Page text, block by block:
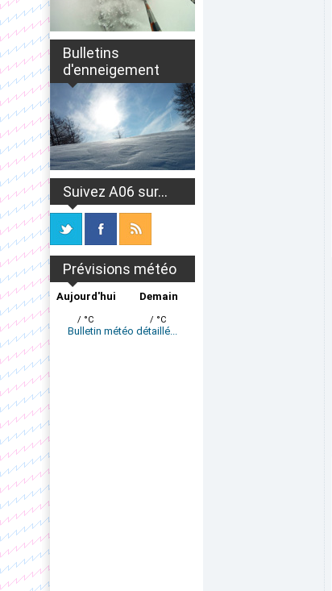
Bulletins
d'enneigement
Suivez A06 sur...
Prévisions météo
Aujourd'hui
/ °C
Demain
/ °C
Bulletin météo détaillé...